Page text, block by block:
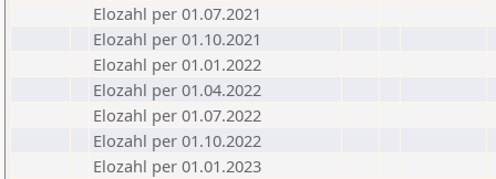
Elozahl per 01.07.2021
Elozahl per 01.10.2021
Elozahl per 01.01.2022
Elozahl per 01.04.2022
Elozahl per 01.07.2022
Elozahl per 01.10.2022
Elozahl per 01.01.2023